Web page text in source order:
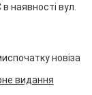
в наявності вул.
спочатку новіза